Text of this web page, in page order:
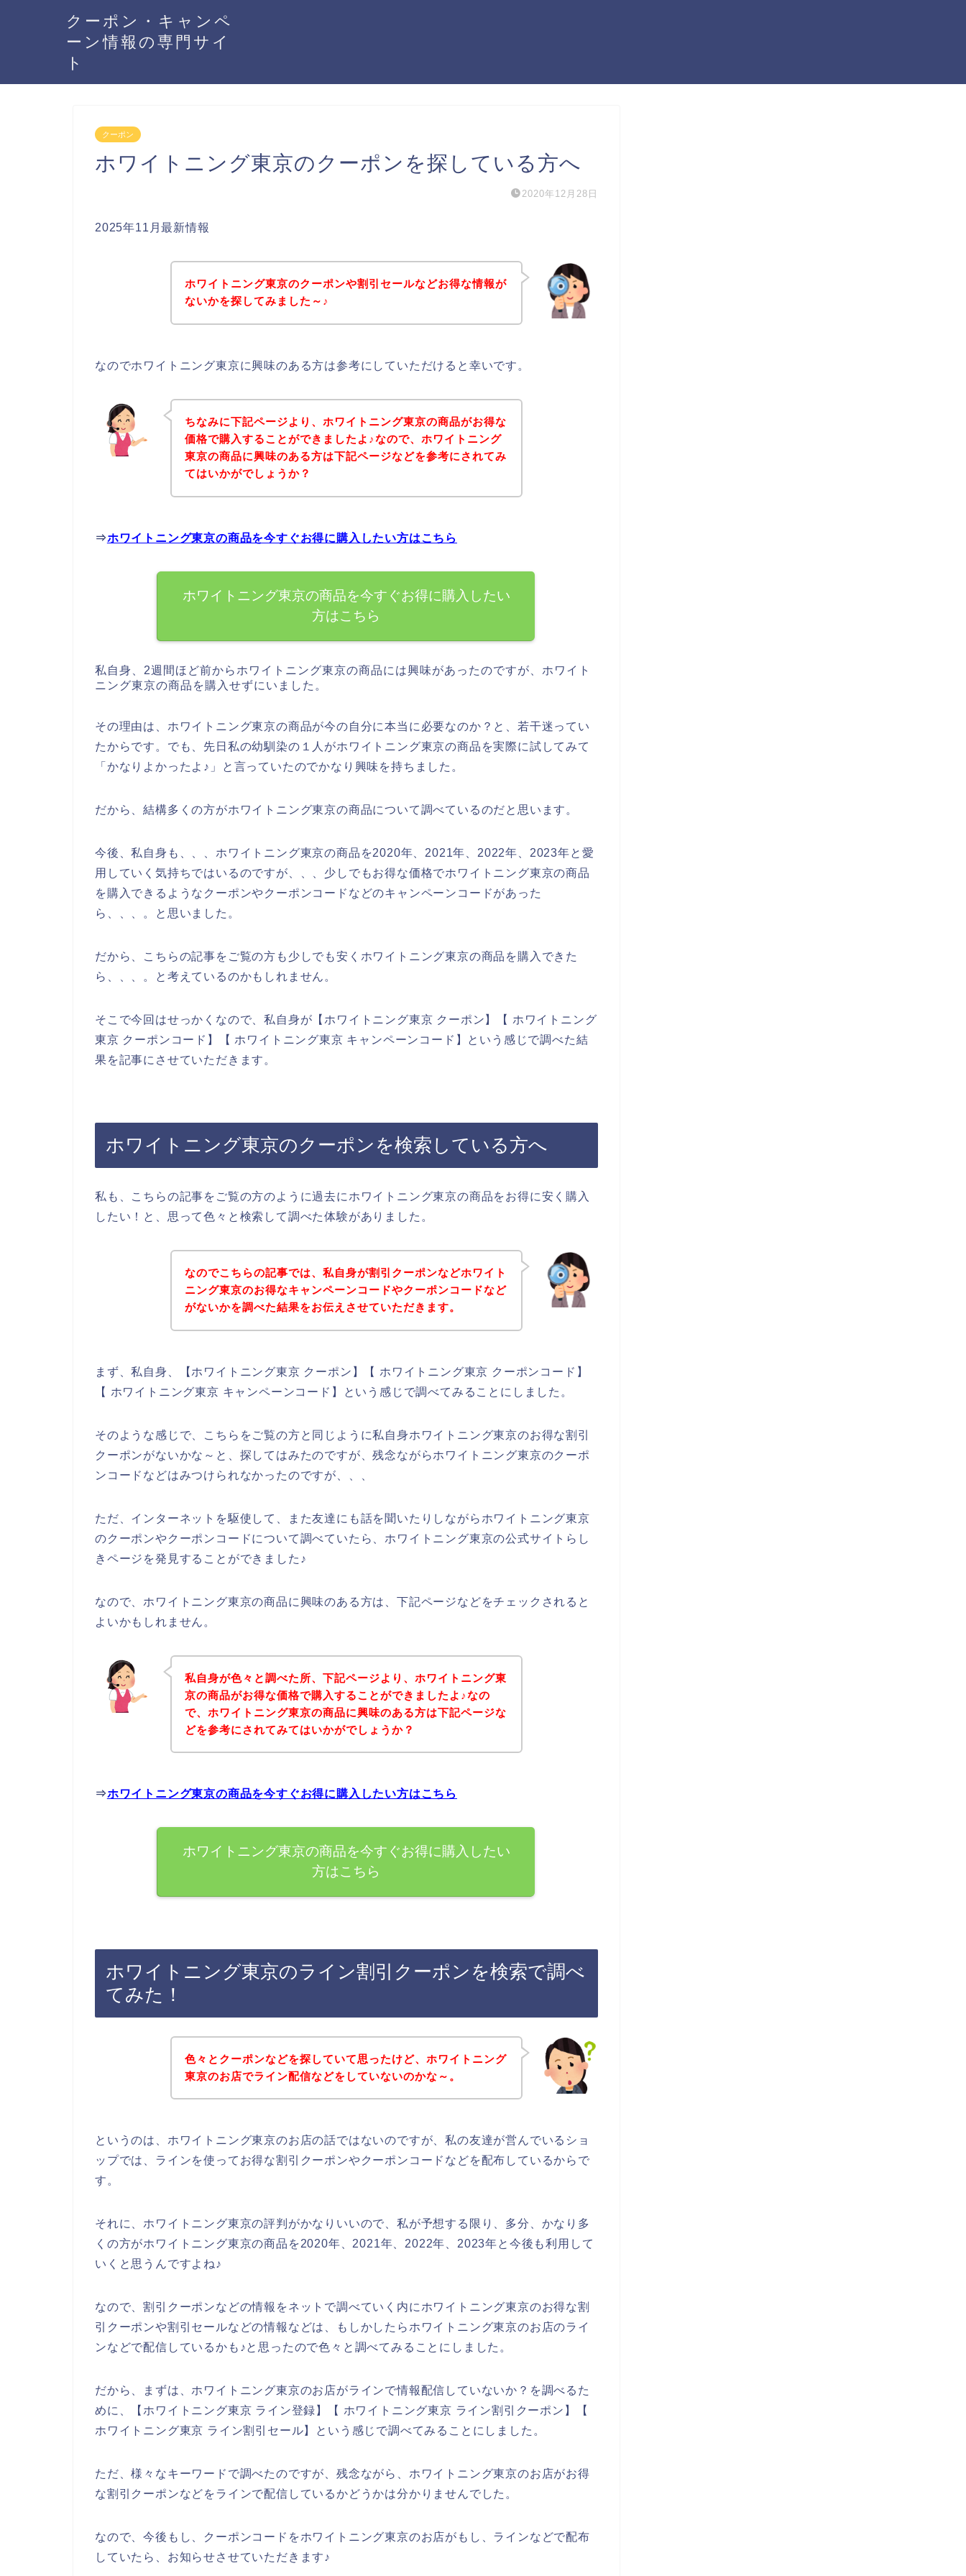
クーポン・キャンペ
ーン情報の専門サイ
ト
クーポン
ホワイトニング東京のクーポンを探している方へ
2020年12月28日
2025年11月最新情報
ホワイトニング東京のクーポンや割引セールなどお得な情報が
ないかを探してみました～♪
なのでホワイトニング東京に興味のある方は参考にしていただけると幸いです。
ちなみに下記ページより、ホワイトニング東京の商品がお得な
価格で購入することができましたよ♪なので、ホワイトニング
東京の商品に興味のある方は下記ページなどを参考にされてみ
てはいかがでしょうか？
⇒ホワイトニング東京の商品を今すぐお得に購入したい方はこちら
ホワイトニング東京の商品を今すぐお得に購入したい
方はこちら
私自身、2週間ほど前からホワイトニング東京の商品には興味があったのですが、ホワイト
ニング東京の商品を購入せずにいました。
その理由は、ホワイトニング東京の商品が今の自分に本当に必要なのか？と、若干迷ってい
たからです。でも、先日私の幼馴染の１人がホワイトニング東京の商品を実際に試してみて
「かなりよかったよ♪」と言っていたのでかなり興味を持ちました。
だから、結構多くの方がホワイトニング東京の商品について調べているのだと思います。
今後、私自身も、、、ホワイトニング東京の商品を2020年、2021年、2022年、2023年と愛
用していく気持ちではいるのですが、、、少しでもお得な価格でホワイトニング東京の商品
を購入できるようなクーポンやクーポンコードなどのキャンペーンコードがあった
ら、、、。と思いました。
だから、こちらの記事をご覧の方も少しでも安くホワイトニング東京の商品を購入できた
ら、、、。と考えているのかもしれません。
そこで今回はせっかくなので、私自身が【ホワイトニング東京 クーポン】【 ホワイトニング
東京 クーポンコード】【 ホワイトニング東京 キャンペーンコード】という感じで調べた結
果を記事にさせていただきます。
ホワイトニング東京のクーポンを検索している方へ
私も、こちらの記事をご覧の方のように過去にホワイトニング東京の商品をお得に安く購入
したい！と、思って色々と検索して調べた体験がありました。
なのでこちらの記事では、私自身が割引クーポンなどホワイト
ニング東京のお得なキャンペーンコードやクーポンコードなど
がないかを調べた結果をお伝えさせていただきます。
まず、私自身、【ホワイトニング東京 クーポン】【 ホワイトニング東京 クーポンコード】
【 ホワイトニング東京 キャンペーンコード】という感じで調べてみることにしました。
そのような感じで、こちらをご覧の方と同じように私自身ホワイトニング東京のお得な割引
クーポンがないかな～と、探してはみたのですが、残念ながらホワイトニング東京のクーポ
ンコードなどはみつけられなかったのですが、、、
ただ、インターネットを駆使して、また友達にも話を聞いたりしながらホワイトニング東京
のクーポンやクーポンコードについて調べていたら、ホワイトニング東京の公式サイトらし
きページを発見することができました♪
なので、ホワイトニング東京の商品に興味のある方は、下記ページなどをチェックされると
よいかもしれません。
私自身が色々と調べた所、下記ページより、ホワイトニング東
京の商品がお得な価格で購入することができましたよ♪なの
で、ホワイトニング東京の商品に興味のある方は下記ページな
どを参考にされてみてはいかがでしょうか？
⇒ホワイトニング東京の商品を今すぐお得に購入したい方はこちら
ホワイトニング東京の商品を今すぐお得に購入したい
方はこちら
ホワイトニング東京のライン割引クーポンを検索で調べ
てみた！
色々とクーポンなどを探していて思ったけど、ホワイトニング
東京のお店でライン配信などをしていないのかな～。
というのは、ホワイトニング東京のお店の話ではないのですが、私の友達が営んでいるショ
ップでは、ラインを使ってお得な割引クーポンやクーポンコードなどを配布しているからで
す。
それに、ホワイトニング東京の評判がかなりいいので、私が予想する限り、多分、かなり多
くの方がホワイトニング東京の商品を2020年、2021年、2022年、2023年と今後も利用して
いくと思うんですよね♪
なので、割引クーポンなどの情報をネットで調べていく内にホワイトニング東京のお得な割
引クーポンや割引セールなどの情報などは、もしかしたらホワイトニング東京のお店のライ
ンなどで配信しているかも♪と思ったので色々と調べてみることにしました。
だから、まずは、ホワイトニング東京のお店がラインで情報配信していないか？を調べるた
めに、【ホワイトニング東京 ライン登録】【 ホワイトニング東京 ライン割引クーポン】【
ホワイトニング東京 ライン割引セール】という感じで調べてみることにしました。
ただ、様々なキーワードで調べたのですが、残念ながら、ホワイトニング東京のお店がお得
な割引クーポンなどをラインで配信しているかどうかは分かりませんでした。
なので、今後もし、クーポンコードをホワイトニング東京のお店がもし、ラインなどで配布
していたら、お知らせさせていただきます♪